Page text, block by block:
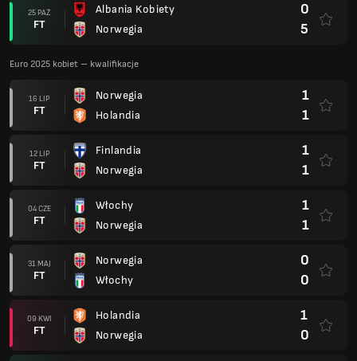
25 PAŹ
FT
Albania Kobiety
Norwegia
0
5
Euro 2025 kobiet – kwalifikacje
16 LIP
FT
Norwegia
Holandia
1
1
12 LIP
FT
Finlandia
Norwegia
1
1
04 CZE
FT
Włochy
Norwegia
1
1
31 MAJ
FT
Norwegia
Włochy
0
0
09 KWI
FT
Holandia
Norwegia
1
0